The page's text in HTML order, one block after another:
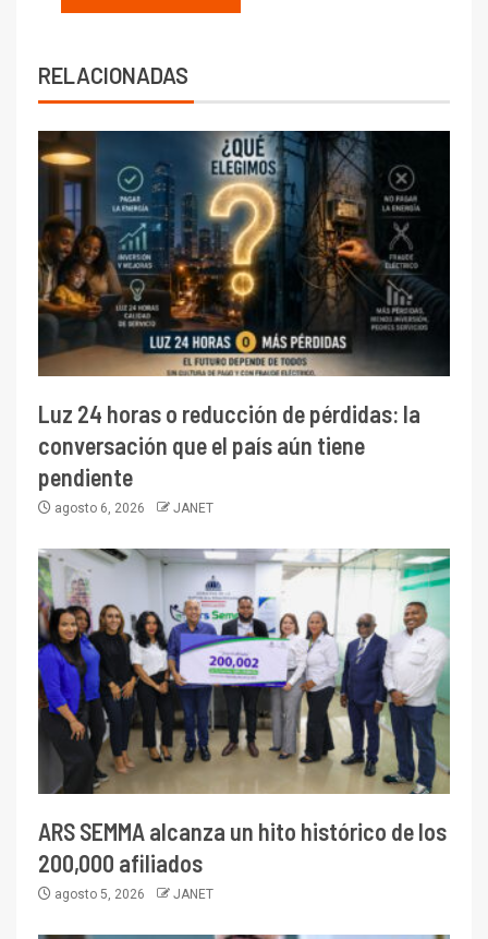
RELACIONADAS
Luz 24 horas o reducción de pérdidas: la
conversación que el país aún tiene
pendiente
agosto 6, 2026 JANET
ARS SEMMA alcanza un hito histórico de los
200,000 afiliados
agosto 5, 2026 JANET